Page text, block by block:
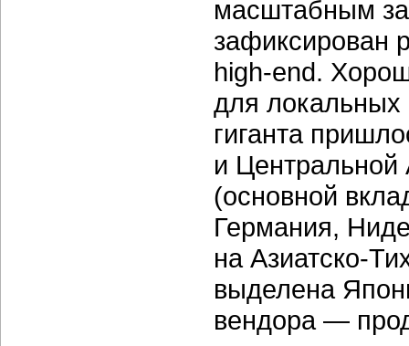
масштабным
зафиксирован
high-end.
для локальных
гиганта
и
(основной
Германия,
на Азиатско-
выделена
вендора —